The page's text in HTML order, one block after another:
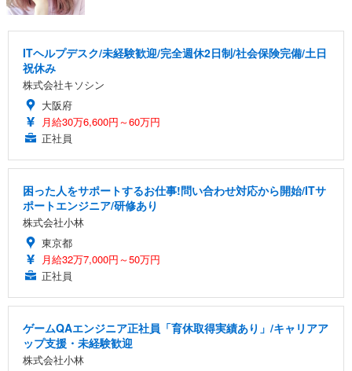
ITヘルプデスク/未経験歓迎/完全週休2日制/社会保険完備/土日
祝休み
株式会社キソシン
大阪府
月給30万6,600円～60万円
正社員
困った人をサポートするお仕事!問い合わせ対応から開始/ITサ
ポートエンジニア/研修あり
株式会社小林
東京都
月給32万7,000円～50万円
正社員
ゲームQAエンジニア正社員「育休取得実績あり」/キャリアア
ップ支援・未経験歓迎
株式会社小林